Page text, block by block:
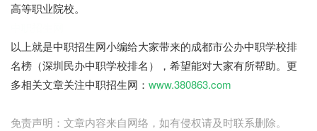
高等职业院校。
以上就是中职招生网小编给大家带来的成都市公办中职学校排
名榜（深圳民办中职学校排名），希望能对大家有所帮助。更
多相关文章关注中职招生网： www.380863.com
免责声明：文章内容来自网络，如有侵权请及时联系删除。